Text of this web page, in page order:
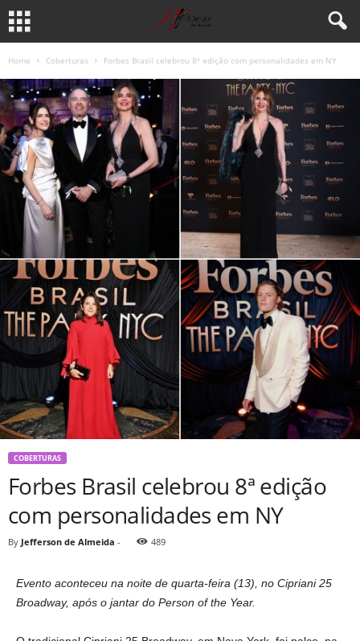
Home Coberturas Forbes Brasil celebrou 8ª edição com personalidades em NY
COBERTURAS
Forbes Brasil celebrou 8ª edição
com personalidades em NY
By Jefferson de Almeida - 489
Evento aconteceu na noite de quarta-feira (13), no Cipriani 25
Broadway, após o jantar do Person of the Year.